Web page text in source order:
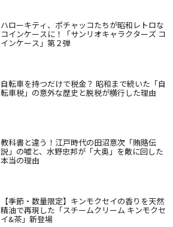
ハローキティ、ポチャッコたちが昭和レトロな
コインケースに！「サンリオキャラクターズ コ
インケース」第２弾
自転車を持つだけで税金？ 昭和まで続いた「自
転車税」の意外な歴史と脱税が横行した理由
教科書と違う！江戸時代の田沼意次「賄賂伝
説」の嘘と、水野忠邦が「大奥」を敵に回した
本当の理由
【季節・数量限定】キンモクセイの香りを天然
精油で再現した「スチームクリーム キンモクセ
イ&茶」新登場